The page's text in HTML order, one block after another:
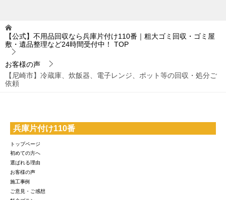
【公式】不用品回収なら兵庫片付け110番｜粗大ゴミ回収・ゴミ屋
敷・遺品整理など24時間受付中！
TOP
お客様の声
【尼崎市】冷蔵庫、炊飯器、電子レンジ、ポット等の回収・処分ご
依頼
兵庫片付け110番
トップページ
初めての方へ
選ばれる理由
お客様の声
施工事例
ご意見・ご感想